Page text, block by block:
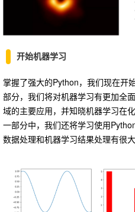
开始机器学习
掌握了强大的Python，我们现在开
部分，我们将对机器学习有更加全
域的主要应用，并知晓机器学习在
一部分中，我们还将学习使用
数据处理和机器学习结果处理有很大